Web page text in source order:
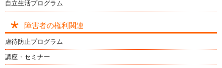
自立生活プログラム
障害者の権利関連
虐待防止プログラム
講座・セミナー